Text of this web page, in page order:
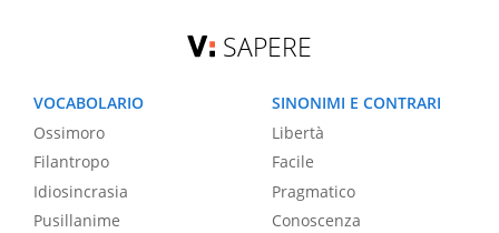
SAPERE
VOCABOLARIO
Ossimoro
Filantropo
Idiosincrasia
Pusillanime
SINONIMI E CONTRARI
Libertà
Facile
Pragmatico
Conoscenza